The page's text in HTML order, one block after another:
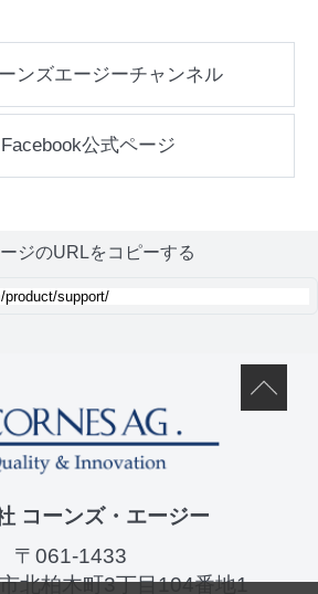
ンズエージーチャンネル
Facebook公式ページ
ジのURLをコピーする
コーンズ・エージー
〒061-1433
北柏木町3丁目104番地1